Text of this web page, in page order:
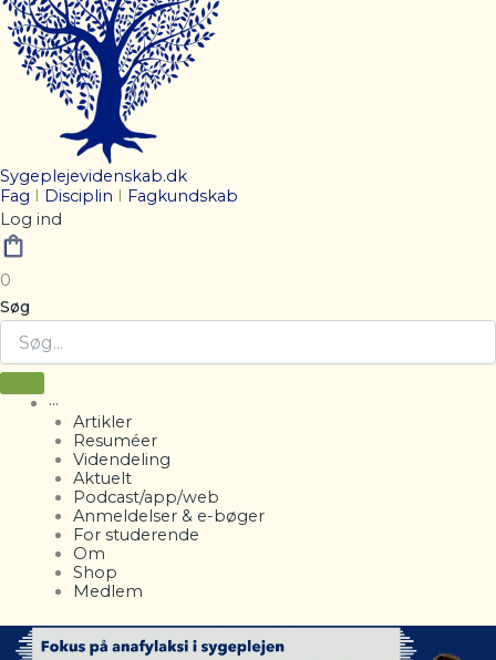
Sygeplejevidenskab.dk
Fag
Disciplin
Fagkundskab
Log ind
0
Søg
···
Artikler
Resuméer
Videndeling
Aktuelt
Podcast/app/web
Anmeldelser & e-bøger
For studerende
Om
Shop
Medlem